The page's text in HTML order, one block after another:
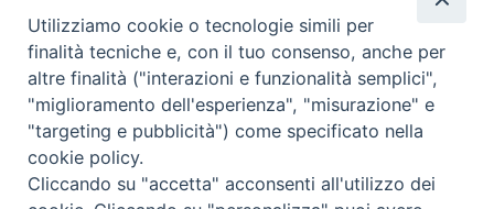
Scrivici
Copyright © 2019 - Tutti i diritti riservati - Vita
Trentina Editrice
Utilizziamo cookie o tecnologie simili per
finalità tecniche e, con il tuo consenso, anche per
altre finalità ("interazioni e funzionalità semplici",
"miglioramento dell'esperienza", "misurazione" e
"targeting e pubblicità") come specificato nella
cookie policy.
Cliccando su "accetta" acconsenti all'utilizzo dei